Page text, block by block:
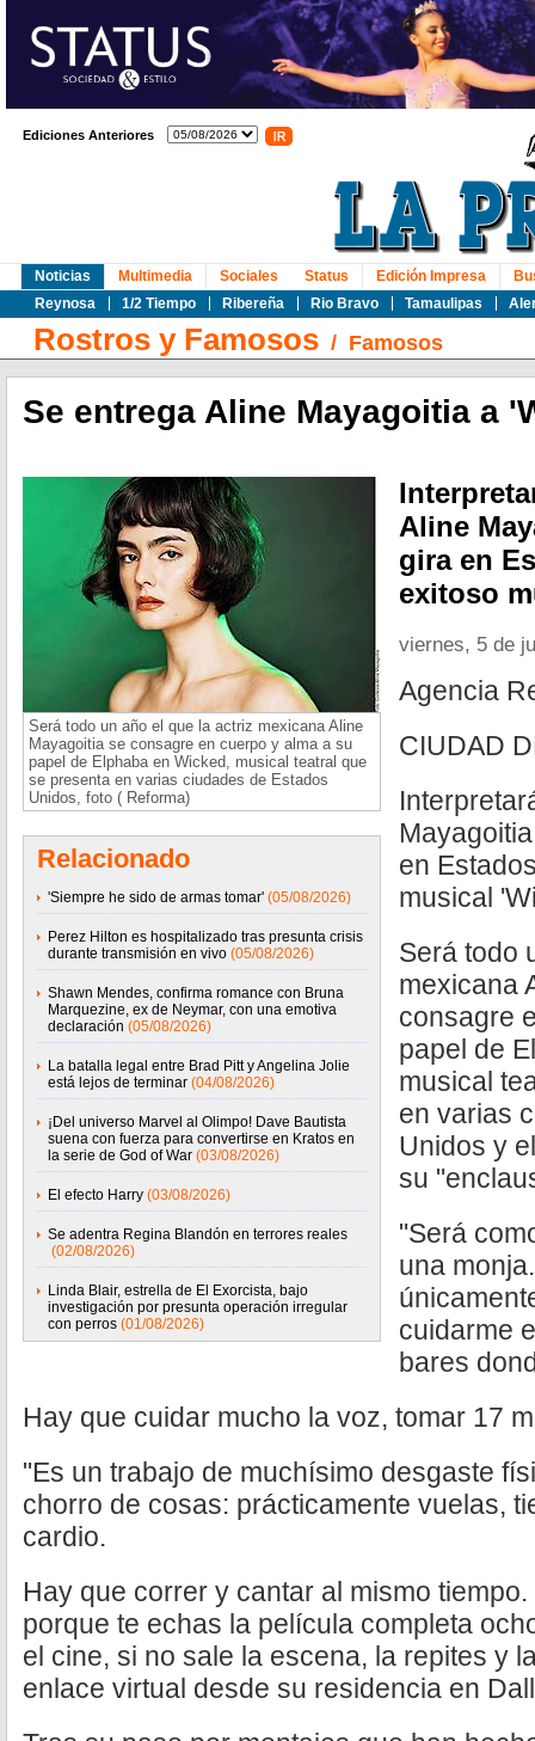
Ediciones Anteriores
Noticias
Reynosa
1/2 Tiempo Ribereña Rio Bravo Tamaulipas
Multimedia Sociales Status Edición Impresa
Rostros y Famosos / Famosos
Se entrega Aline Mayagoitia a
Será todo un año el que la actriz mexicana Aline
Mayagoitia se consagre en cuerpo y alma a su
papel de Elphaba en Wicked, musical teatral que
se presenta en varias ciudades de Estados
Unidos, foto ( Reforma)
Relacionado
'Siempre he sido de armas tomar' (05/08/2026)
Perez Hilton es hospitalizado tras presunta crisis
durante transmisión en vivo (05/08/2026)
Shawn Mendes, confirma romance con Bruna
Marquezine, ex de Neymar, con una emotiva
declaración (05/08/2026)
La batalla legal entre Brad Pitt y Angelina Jolie
está lejos de terminar (04/08/2026)
¡Del universo Marvel al Olimpo! Dave Bautista
suena con fuerza para convertirse en Kratos en
la serie de God of War (03/08/2026)
El efecto Harry (03/08/2026)
Se adentra Regina Blandón en terrores reales
(02/08/2026)
Linda Blair, estrella de El Exorcista, bajo
investigación por presunta operación irregular
con perros (01/08/2026)
Aline
gira en
exitoso
viernes, 5 de
Agencia
CIUDAD
en
musical
Será todo
mexicana
consagre
papel de
musical
en varias
Unidos y
su
"Será
una
cuidarme
bares
Hay que cuidar mucho la voz, tomar 17
"Es un trabajo de muchísimo desgaste
chorro de cosas: prácticamente vuelas,
cardio.
Hay que correr y cantar al mismo
porque te echas la película completa
el cine, si no sale la escena, la repites y
enlace virtual desde su residencia en